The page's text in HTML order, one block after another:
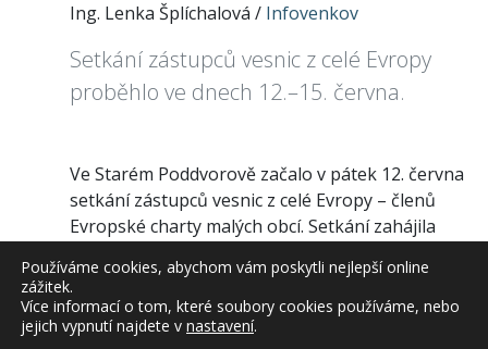
Ing. Lenka Šplíchalová / Infovenkov
Setkání zástupců vesnic z celé Evropy
proběhlo ve dnech 12.–15. června.
Ve Starém Poddvorově začalo v pátek 12. června
setkání zástupců vesnic z celé Evropy – členů
Evropské charty malých obcí. Setkání zahájila
členských států. Prezident Evropské charty
venkovských obcí Frans Ronnes z Nizozemska
spolu se starostkou Starého Poddvorova Marií
Používáme cookies, abychom vám poskytli nejlepší online
zážitek.
Více informací o tom, které soubory cookies používáme, nebo
jejich vypnutí najdete v nastavení.